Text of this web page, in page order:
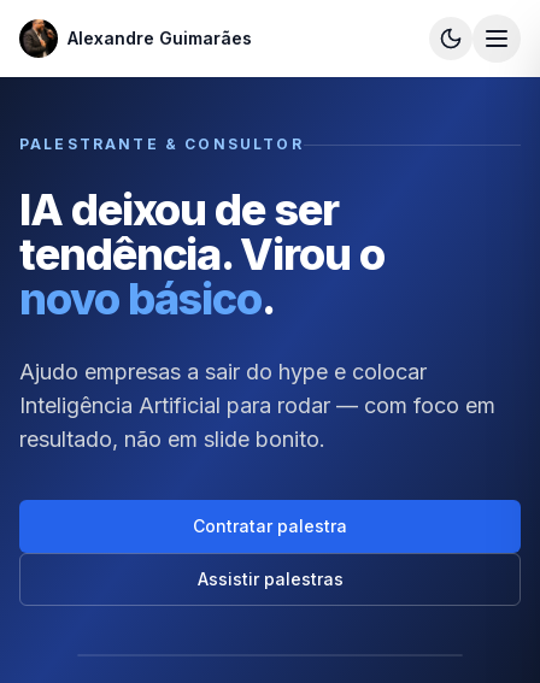
Alexandre Guimarães
Alexandre Guimarães
PALESTRANTE & CONSULTOR
IA deixou de ser
tendência. Virou o
novo básico.
Ajudo empresas a sair do hype e colocar
Inteligência Artificial para rodar — com foco em
resultado, não em slide bonito.
Contratar palestra
Assistir palestras